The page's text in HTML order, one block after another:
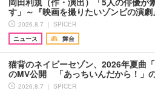
す」～『映画を撮りたいゾンビの演
2026.8.7 ｜ SPICER
ニュース
舞台
猫背のネイビーセゾン、2026年夏曲「
のMV公開 「あっちいんだから！」
2026.8.7 ｜ SPICER